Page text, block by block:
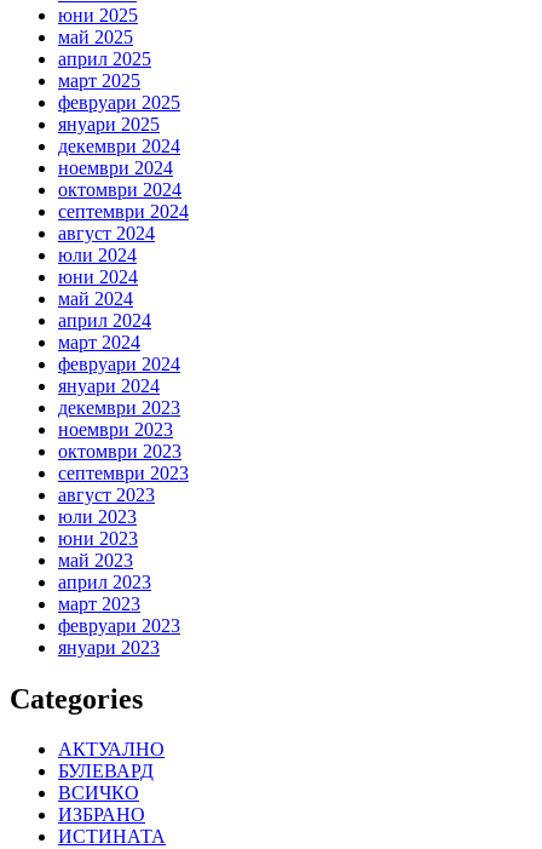
юни 2025
май 2025
април 2025
март 2025
февруари 2025
януари 2025
декември 2024
ноември 2024
октомври 2024
септември 2024
август 2024
юли 2024
юни 2024
май 2024
април 2024
март 2024
февруари 2024
януари 2024
декември 2023
ноември 2023
октомври 2023
септември 2023
август 2023
юли 2023
юни 2023
май 2023
април 2023
март 2023
февруари 2023
януари 2023
Categories
АКТУАЛНО
БУЛЕВАРД
ВСИЧКО
ИЗБРАНО
ИСТИНАТА